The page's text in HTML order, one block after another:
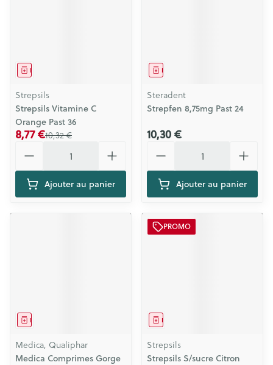
Médicament
Strepsils
Strepsils Vitamine C
Orange Past 36
10,32 €
8,77 €
Ajouter au panier
Médicament
Steradent
Strepfen 8,75mg Past 24
10,30 €
Ajouter au panier
Médicament
Medica, Qualiphar
Medica Comprimes Gorge
PROMO
Médicament
Strepsils
Strepsils S/sucre Citron